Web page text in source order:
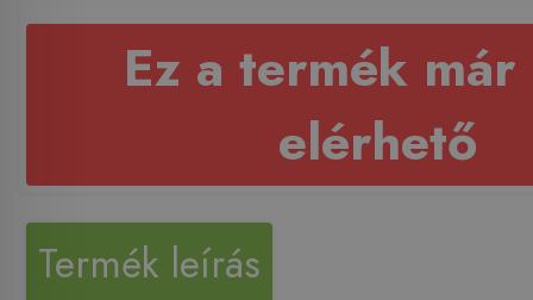
Ez a termék már
elérhető
Termék leírás